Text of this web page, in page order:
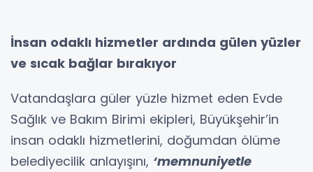
İnsan odaklı hizmetler ardında gülen yüzler
ve sıcak bağlar bırakıyor
Vatandaşlara güler yüzle hizmet eden Evde
Sağlık ve Bakım Birimi ekipleri, Büyükşehir’in
insan odaklı hizmetlerini, doğumdan ölüme
belediyecilik anlayışını, ‘memnuniyetle